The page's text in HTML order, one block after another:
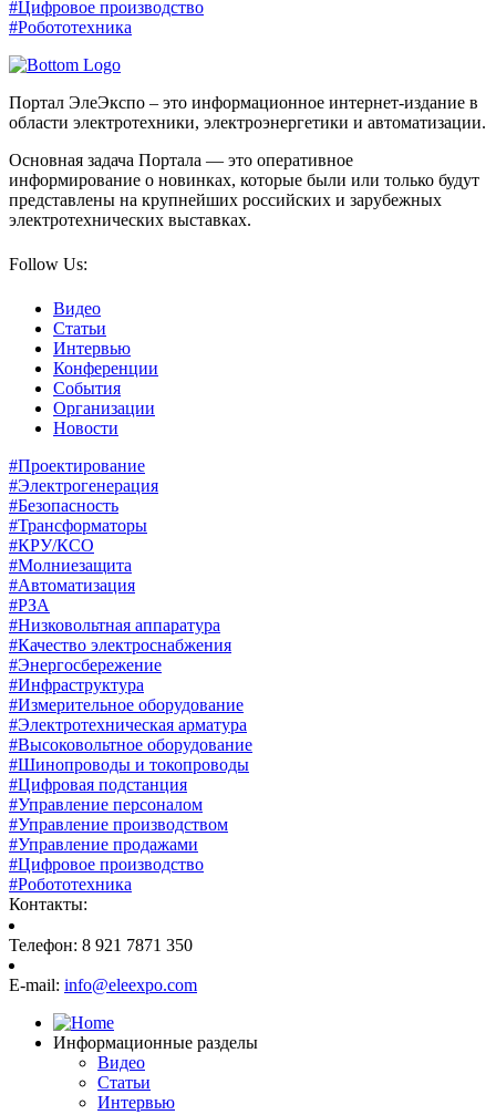
#Цифровое производство
#Робототехника
Портал ЭлеЭкспо – это информационное интернет-издание в
области электротехники, электроэнергетики и автоматизации.
Основная задача Портала — это оперативное
информирование о новинках, которые были или только будут
представлены на крупнейших российских и зарубежных
электротехнических выставках.
Follow Us:
Видео
Статьи
Интервью
Конференции
События
Организации
Новости
#Проектирование
#Электрогенерация
#Безопасность
#Трансформаторы
#КРУ/КСО
#Молниезащита
#Автоматизация
#РЗА
#Низковольтная аппаратура
#Качество электроснабжения
#Энергосбережение
#Инфраструктура
#Измерительное оборудование
#Электротехническая арматура
#Высоковольтное оборудование
#Шинопроводы и токопроводы
#Цифровая подстанция
#Управление персоналом
#Управление производством
#Управление продажами
#Цифровое производство
#Робототехника
Контакты:
Телефон: 8 921 7871 350
E-mail: info@eleexpo.com
Информационные разделы
Видео
Статьи
Интервью